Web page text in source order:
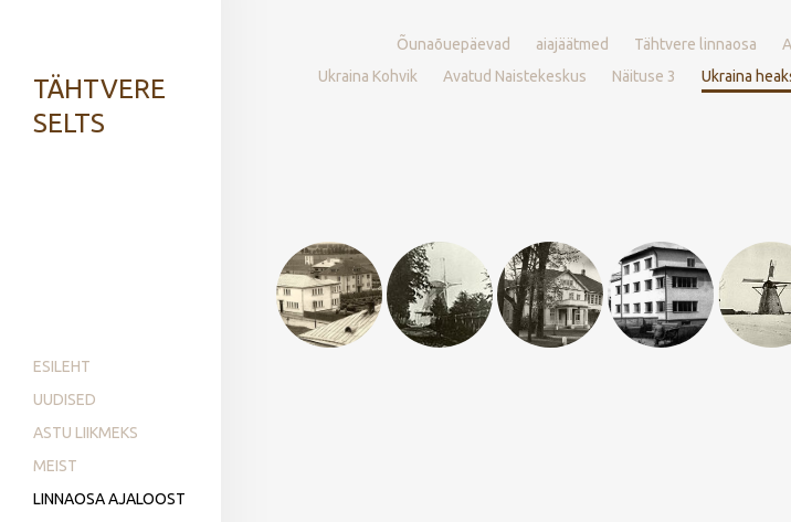
TÄHTVERE
SELTS
ESILEHT
UUDISED
ASTU LIIKMEKS
MEIST
LINNAOSA AJALOOST
Õunaõuepäevad aiajäätmed Tähtvere linnaosa
Ukraina Kohvik
Avatud Naistekeskus Näituse 3 Ukraina